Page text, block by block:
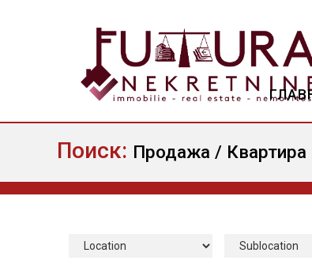
Поиск: Продажа / Квартира